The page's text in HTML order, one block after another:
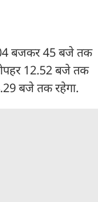
बजकर 45 बजे तक
12.52 बजे तक
बजे तक रहेगा.